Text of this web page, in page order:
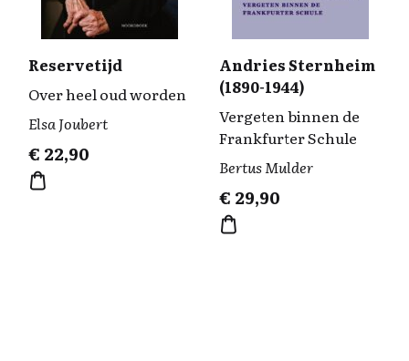
Reservetijd
Over heel oud worden
Elsa Joubert
€ 22,90
Andries Sternheim
(1890-1944)
Vergeten binnen de
Frankfurter Schule
Bertus Mulder
€ 29,90